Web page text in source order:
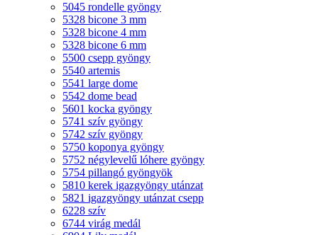
5045 rondelle gyöngy
5328 bicone 3 mm
5328 bicone 4 mm
5328 bicone 6 mm
5500 csepp gyöngy
5540 artemis
5541 large dome
5542 dome bead
5601 kocka gyöngy
5741 szív gyöngy
5742 szív gyöngy
5750 koponya gyöngy
5752 négylevelű lóhere gyöngy
5754 pillangó gyöngyök
5810 kerek igazgyöngy utánzat
5821 igazgyöngy utánzat csepp
6228 szív
6744 virág medál